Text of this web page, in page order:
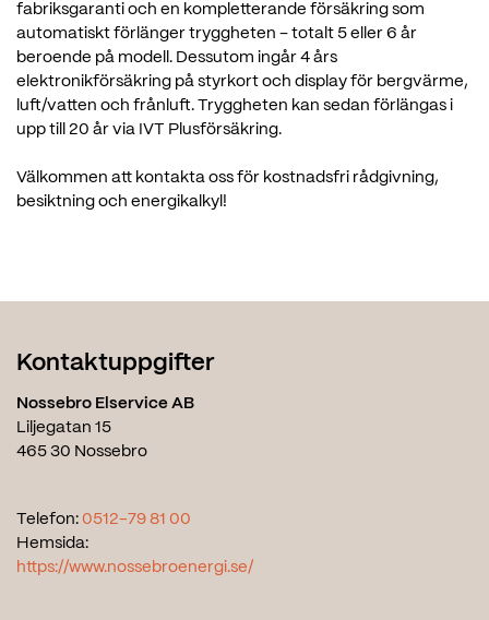
fabriksgaranti och en kompletterande försäkring som
automatiskt förlänger tryggheten – totalt 5 eller 6 år
beroende på modell. Dessutom ingår 4 års
elektronikförsäkring på styrkort och display för bergvärme,
luft/vatten och frånluft. Tryggheten kan sedan förlängas i
upp till 20 år via IVT Plusförsäkring.
Välkommen att kontakta oss för kostnadsfri rådgivning,
besiktning och energikalkyl!
Kontaktuppgifter
Nossebro Elservice AB
Liljegatan 15
465 30 Nossebro
Telefon: 0512-79 81 00
Hemsida:
https://www.nossebroenergi.se/